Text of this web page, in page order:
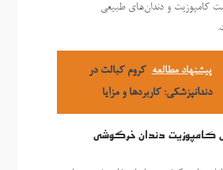
کامپوزیت و دندان‌های طبیعی
پیشنهاد مطالعه کروم کبالت در
دندانپزشکی: کاربردها و مزایا
کامپوزیت دندان خرگوشی